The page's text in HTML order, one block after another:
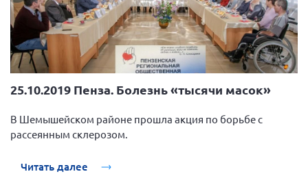
Вице-президент Груба Л.В.
Главный бухгалтер Жаворонкова Г.М.
Конференция ОООИБРС 2026
Конференция ОООИБРС 2025
Экспертный совет ОООИБРС 2025
Конференция ОООИБРС 2024
Конференция ОООИБРС 2023
Конференция ОООИБРС 2022
25.10.2019 Пенза. Болезнь «тысячи масок»
В Шемышейском районе прошла акция по борьбе с
рассеянным склерозом.
Читать далее